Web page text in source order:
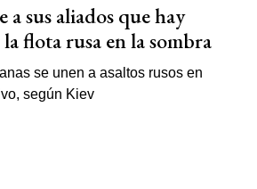
a sus aliados que hay
flota rusa en la sombra